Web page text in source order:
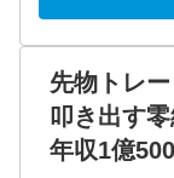
先物トレ
叩き出す
年収1億